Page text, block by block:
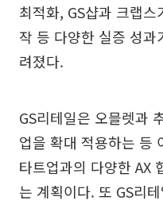
최적화, GS샵과 크랩스
작 등 다양한 실증 성
려졌다.
GS리테일은 오믈렛과
업을 확대 적용하는 등
타트업과의 다양한 AX
는 계획이다. 또 GS리